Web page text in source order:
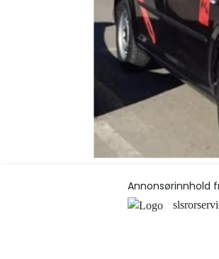
Annonsørinnhold